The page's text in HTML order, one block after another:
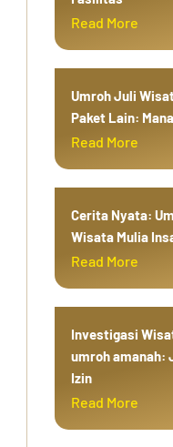
Read More
Umroh Juli
Paket Lain:
Read More
Cerita Nyata:
Wisata Mulia
Read More
Investigasi
umroh amanah:
Izin
Read More